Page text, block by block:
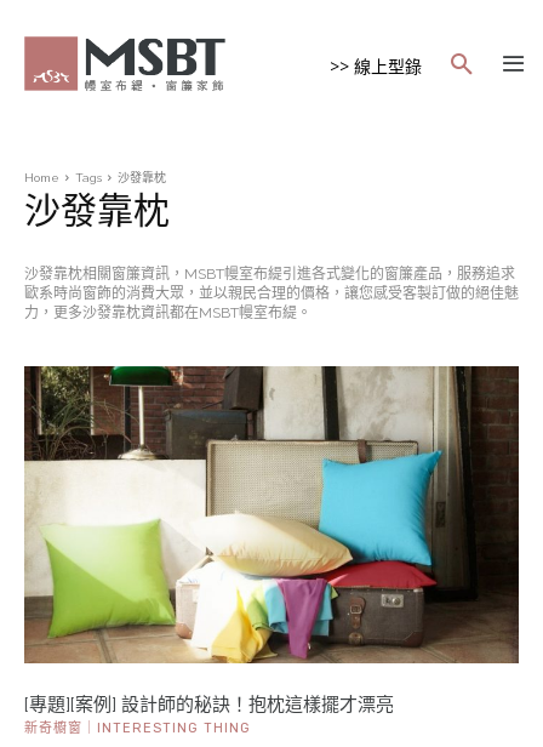
>> 線上型錄
Home Tags 沙發靠枕
沙發靠枕
沙發靠枕相關窗簾資訊，MSBT幔室布緹引進各式變化的窗簾產品，服務追求
歐系時尚窗飾的消費大眾，並以親民合理的價格，讓您感受客製訂做的絕佳魅
力，更多沙發靠枕資訊都在MSBT幔室布緹。
[專題][案例] 設計師的秘訣！抱枕這樣擺才漂亮
新奇櫥窗｜INTERESTING THING